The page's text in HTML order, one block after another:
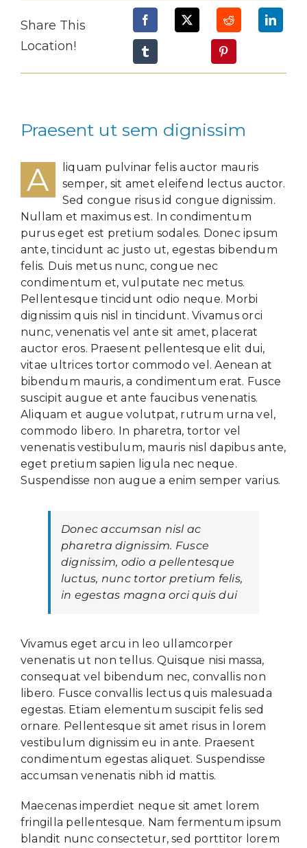
Share This
Location!
Praesent ut sem dignissim
A
liquam pulvinar felis auctor mauris
semper, sit amet eleifend lectus auctor.
Sed congue risus id congue dignissim.
Nullam et maximus est. In condimentum
purus eget est pretium sodales. Donec ipsum
ante, tincidunt ac justo ut, egestas bibendum
felis. Duis metus nunc, congue nec
condimentum et, vulputate nec metus.
Pellentesque tincidunt odio neque. Morbi
dignissim quis nisl in tincidunt. Vivamus orci
nunc, venenatis vel ante sit amet, placerat
auctor eros. Praesent pellentesque elit dui,
vitae ultrices tortor commodo vel. Aenean at
bibendum mauris, a condimentum erat. Fusce
suscipit augue et ante faucibus venenatis.
Aliquam et augue volutpat, rutrum urna vel,
commodo libero. In pharetra, tortor vel
venenatis vestibulum, mauris nisl dapibus ante,
eget pretium sapien ligula nec neque.
Suspendisse non augue a enim semper varius.
Donec accumsan nisl ac
pharetra dignissim. Fusce
dignissim, odio a pellentesque
luctus, nunc tortor pretium felis,
in egestas magna orci quis dui
Vivamus eget arcu in leo ullamcorper
venenatis ut non tellus. Quisque nisi massa,
consequat vel bibendum nec, convallis non
libero. Fusce convallis lectus quis malesuada
egestas. Etiam elementum suscipit felis sed
ornare. Pellentesque sit amet risus in lorem
vestibulum dignissim eu in ante. Praesent
condimentum egestas aliquet. Suspendisse
accumsan venenatis nibh id mattis.
Maecenas imperdiet neque sit amet lorem
fringilla pellentesque. Nam fermentum ipsum
blandit nunc consectetur, sed porttitor lorem